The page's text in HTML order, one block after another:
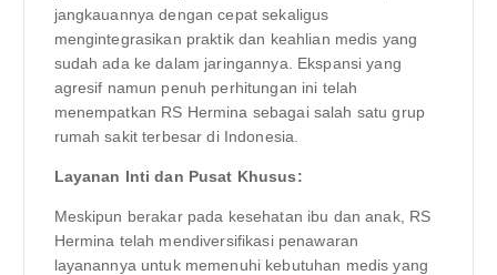
jangkauannya dengan cepat sekaligus
mengintegrasikan praktik dan keahlian medis yang
sudah ada ke dalam jaringannya. Ekspansi yang
agresif namun penuh perhitungan ini telah
menempatkan RS Hermina sebagai salah satu grup
rumah sakit terbesar di Indonesia.
Layanan Inti dan Pusat Khusus:
Meskipun berakar pada kesehatan ibu dan anak, RS
Hermina telah mendiversifikasi penawaran
layanannya untuk memenuhi kebutuhan medis yang